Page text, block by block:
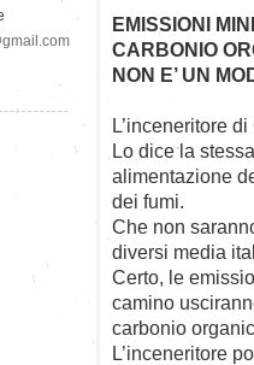
EMISSIONI
CARBONIO
NON E’ UN
L’inceneritore
Lo dice la
alimentazione
dei fumi.
Che non
diversi media
Certo, le
camino
carbonio
L’inceneritore